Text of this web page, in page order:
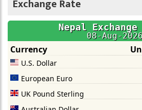
Exchange Rate